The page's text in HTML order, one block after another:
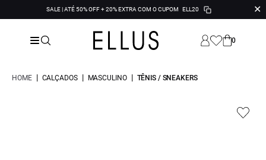
SALE | ATÉ 50% OFF + 20% EXTRA COM O CUPOM ELL20 ✕
0
HOME | CALÇADOS | MASCULINO | TÊNIS / SNEAKERS